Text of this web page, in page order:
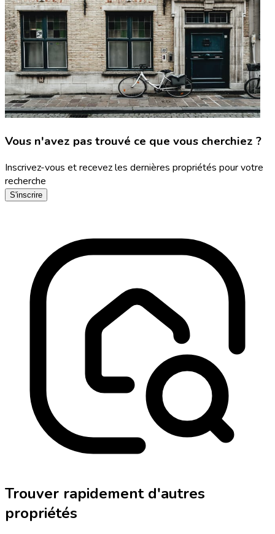
Vous n'avez pas trouvé ce que vous cherchiez ?
Inscrivez-vous et recevez les dernières propriétés pour votre
recherche
S'inscrire
Trouver rapidement d'autres
propriétés